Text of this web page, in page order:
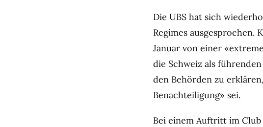
Die UBS hat sich
Regimes ausgesprochen.
Januar von einer
die Schweiz als
den Behörden zu
Benachteiligung» sei.
Bei einem Auftritt im